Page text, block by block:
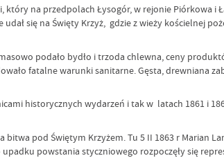
na przedpolach Łysogór, w rejonie Piórkowa i
się na Święty Krzyż, gdzie z wieży kościelnej
podało bydło i trzoda chlewna, ceny
fatalne warunki sanitarne. Gęsta, drewniana
historycznych wydarzeń i tak w latach 1861 i
pod Świętym Krzyżem. Tu 5 II 1863 r Marian
powstania styczniowego rozpoczęły się